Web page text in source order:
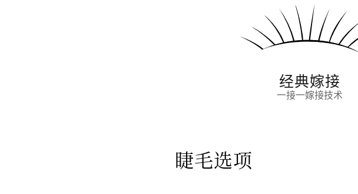
经典嫁接
一接一嫁接技术
睫毛选项